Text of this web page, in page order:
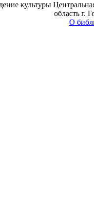
культуры
область г.
О